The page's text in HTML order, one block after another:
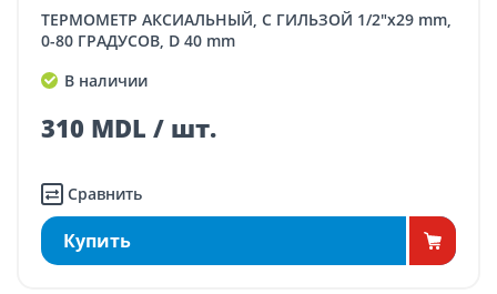
ТЕРМОМЕТР АКСИАЛЬНЫЙ, С ГИЛЬЗОЙ 1/2"x29 mm,
0-80 ГРАДУСОВ, D 40 mm
В наличии
310 MDL / шт.
Сравнить
Купить